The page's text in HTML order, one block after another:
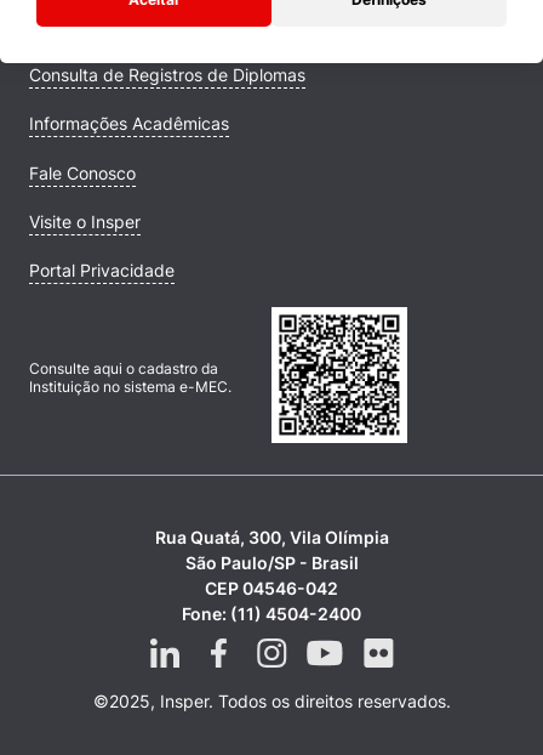
Campus
Consulta de Registros de Diplomas
Informações Acadêmicas
Fale Conosco
Visite o Insper
Portal Privacidade
Consulte aqui o cadastro da
Instituição no sistema e-MEC.
Rua Quatá, 300, Vila Olímpia
São Paulo/SP - Brasil
CEP 04546-042
Fone: (11) 4504-2400
©2025, Insper. Todos os direitos reservados.